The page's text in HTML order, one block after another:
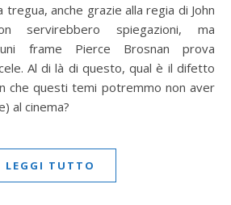
anche grazie alla regia di John
servirebbero spiegazioni, ma
frame Pierce Brosnan prova
Al di là di questo, qual è il difetto
che questi temi potremmo non aver
al cinema?
LEGGI TUTTO